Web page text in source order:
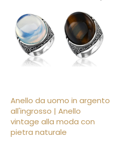
Anello da uomo in argento
all'ingrosso | Anello
vintage alla moda con
pietra naturale